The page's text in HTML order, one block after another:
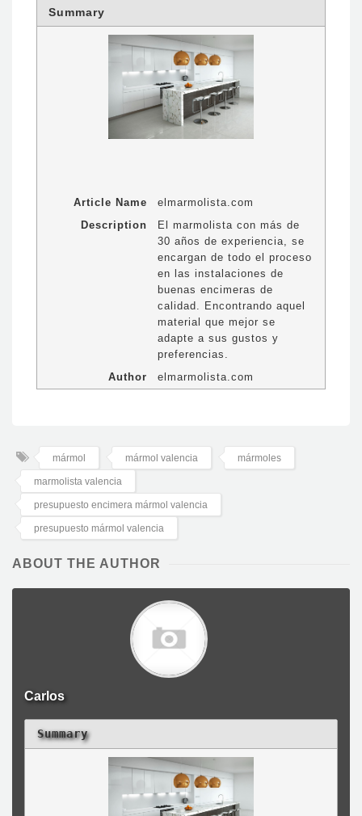
Summary
Article Name
elmarmolista.com
Description
El marmolista con más de
30 años de experiencia, se
encargan de todo el proceso
en las instalaciones de
buenas encimeras de
calidad. Encontrando aquel
material que mejor se
adapte a sus gustos y
preferencias.
Author
elmarmolista.com
mármol mármol valencia mármoles
marmolista valencia
presupuesto encimera mármol valencia
presupuesto mármol valencia
ABOUT THE AUTHOR
Carlos
Summary